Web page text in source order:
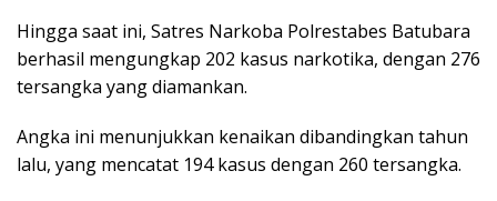
o
k
p
p
Hingga saat ini, Satres Narkoba Polrestabes Batubara
berhasil mengungkap 202 kasus narkotika, dengan 276
tersangka yang diamankan.
Angka ini menunjukkan kenaikan dibandingkan tahun
lalu, yang mencatat 194 kasus dengan 260 tersangka.